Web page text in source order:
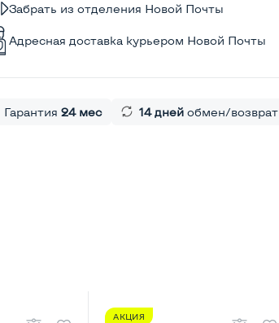
Забрать из отделения Новой Почты
Адресная доставка курьером Новой Почты
Гарантия 24 мес 14 днейобмен/возврат
АКЦИЯ